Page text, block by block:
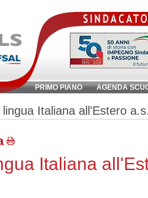
PRIMO PIANO AGENDA
parola chiave:Italiana all'Estero
Italiana